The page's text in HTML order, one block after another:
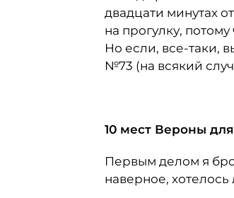
двадцати минутах
на прогулку,
Но если, все-таки,
№73 (на всякий
10 мест Вероны
Первым делом я
наверное,